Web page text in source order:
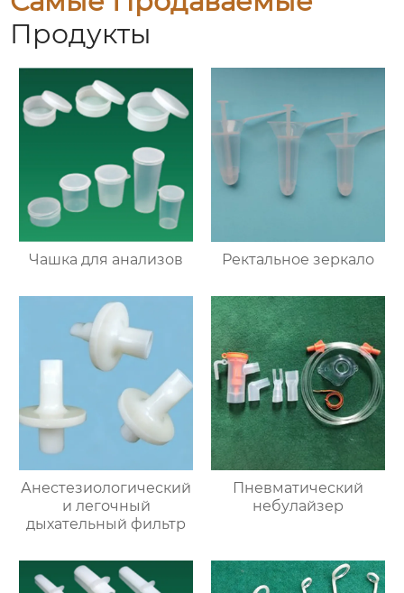
Продукты
Чашка для анализов Ректальное зеркало
Анестезиологический
и легочный
дыхательный фильтр
Пневматический
небулайзер